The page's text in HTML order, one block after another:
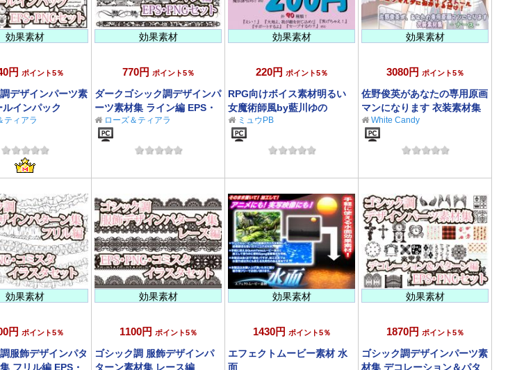
効果素材
円 ポイント5％
デザインパーツ素
インパック
セット
ティアラ
効果素材
770円 ポイント5％
ダークゴシック調デザインパ
ーツ素材集 ライン編 EPS・
PNGセット
ローズ＆ティアラ
効果素材
220円 ポイント5％
RPG向けボイス素材明るい
女魔術師風by藍川ゆの
ミュウPB
効果素材
3080円 ポイント5％
佐野俊英があなたの専用原画
マンになります 衣装素材集
ABC - ナース -
White Candy
効果素材
円 ポイント5％
服飾デザインパタ
フリル編 EPS・
効果素材
1100円 ポイント5％
ゴシック調 服飾デザインパ
ターン素材集 レース編
効果素材
1430円 ポイント5％
エフェクトムービー素材 水
面
効果素材
1870円 ポイント5％
ゴシック調デザインパーツ素
材集 デコレーション＆パタ